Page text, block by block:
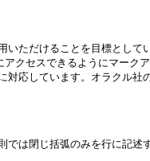
ただけることを目標とし
セスできるようにマーク
応しています。オラクル
は閉じ括弧のみを行に記